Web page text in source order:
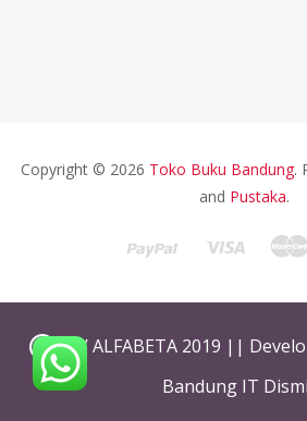
Copyright © 2026 Toko Buku Bandung.
and Pustaka.
CV ALFABETA 2019 ||
Bandung IT